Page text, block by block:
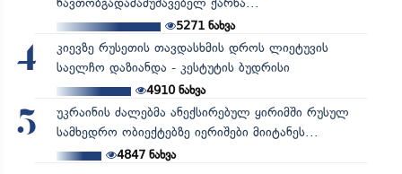
5271ნახვა
4
კიევზე რუსეთის თავდასხმის დროს ლიეტუვის
საელჩო დაზიანდა - კესტუტის ბუდრისი
4910ნახვა
5
უკრაინის ძალებმა ანექსირებულ ყირიმში რუსულ
სამხედრო ობიექტებზე იერიშები მიიტანეს...
4847ნახვა